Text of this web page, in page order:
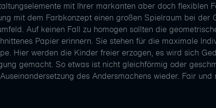
mit Ihrer markanten aber doch flexiblen
mit dem Farbkonzept einen großen Spielraum bei der
Auf keinen Fall zu homogen sollten die
Papier erinnern. Sie stehen für die maximale
Hier werden die Kinder freier erzogen, es wird sich
gemacht. So etwas ist nicht gleichförmig oder
des Andersmachens wieder. Fair